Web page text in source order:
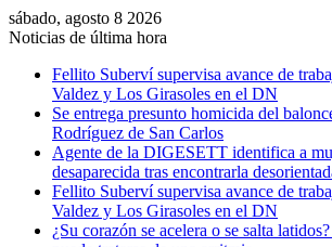
sábado, agosto 8 2026
Noticias de última hora
Fellito Suberví supervisa avance de
Valdez y Los Girasoles en el DN
Se entrega presunto homicida del
Rodríguez de San Carlos
Agente de la DIGESETT identifica a
desaparecida tras encontrarla
Fellito Suberví supervisa avance de
Valdez y Los Girasoles en el DN
¿Su corazón se acelera o se salta